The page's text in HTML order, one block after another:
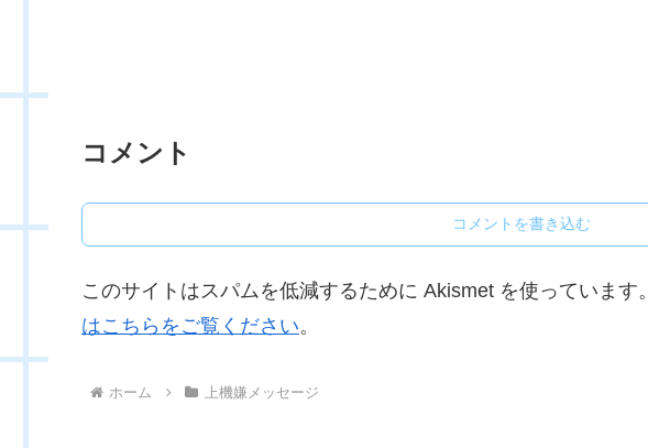
コメント
コメントを書き込む
このサイトはスパムを低減するために Akismet を使っています。
はこちらをご覧ください。
ホーム 上機嫌メッセージ